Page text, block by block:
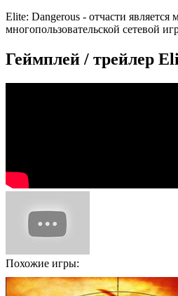
Elite: Dangerous - отчасти является
многопользовательской сетевой
Геймплей / трейлер
Похожие игры: